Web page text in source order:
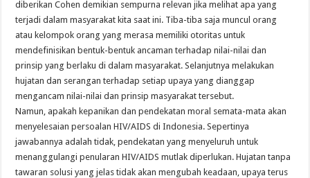
diberikan Cohen demikian sempurna relevan jika melihat apa yang
terjadi dalam masyarakat kita saat ini. Tiba-tiba saja muncul orang
atau kelompok orang yang merasa memiliki otoritas untuk
mendefinisikan bentuk-bentuk ancaman terhadap nilai-nilai dan
prinsip yang berlaku di dalam masyarakat. Selanjutnya melakukan
hujatan dan serangan terhadap setiap upaya yang dianggap
mengancam nilai-nilai dan prinsip masyarakat tersebut.
Namun, apakah kepanikan dan pendekatan moral semata-mata akan
menyelesaian persoalan HIV/AIDS di Indonesia. Sepertinya
jawabannya adalah tidak, pendekatan yang menyeluruh untuk
menanggulangi penularan HIV/AIDS mutlak diperlukan. Hujatan tanpa
tawaran solusi yang jelas tidak akan mengubah keadaan, upaya terus